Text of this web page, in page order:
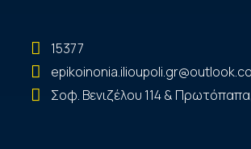
15377
Σοφ. Βενιζέλου 114 &